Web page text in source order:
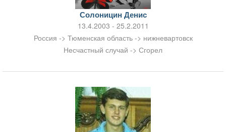
Солоницин Денис
13.4.2003 - 25.2.2011
Россия -> Тюменская область -> нижневартовск
Несчастный случай -> Сгорел